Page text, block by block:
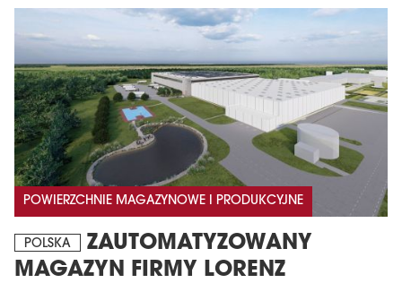
POWIERZCHNIE MAGAZYNOWE I PRODUKCYJNE
POLSKA
ZAUTOMATYZOWANY
MAGAZYN FIRMY LORENZ